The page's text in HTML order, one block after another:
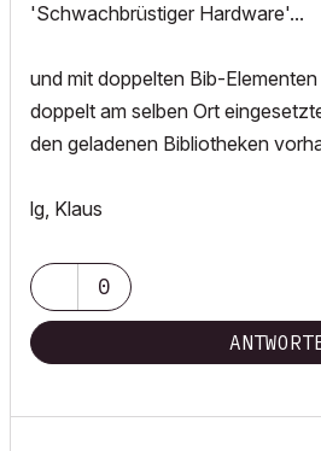
'Schwachbrüstiger Hardware'...
und mit doppelten Bib-
doppelt am selben Ort
den geladenen Bibliotheken
lg, Klaus
0